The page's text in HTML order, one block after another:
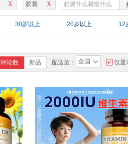
X X
胶囊
30岁以上 20岁以上 12
评论数 新品 配送至： 全国 仅显